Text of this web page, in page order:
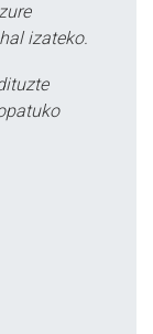
izateko.